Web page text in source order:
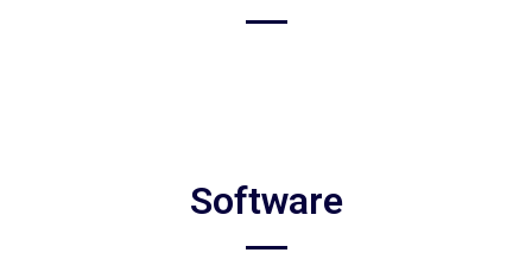
Software